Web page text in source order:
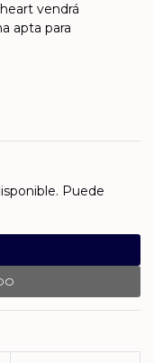
vendrá
apta para
Puede